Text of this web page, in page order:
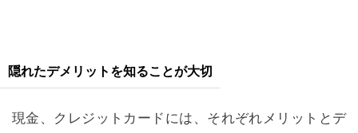
隠れたデメリットを知ることが大切
現金、クレジットカードには、それぞれメリットとデ